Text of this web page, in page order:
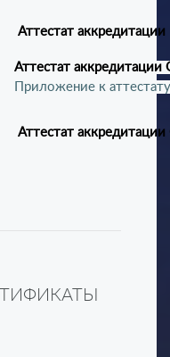
Аттестат
Аттестат
Приложение к аттестату
Аттестат